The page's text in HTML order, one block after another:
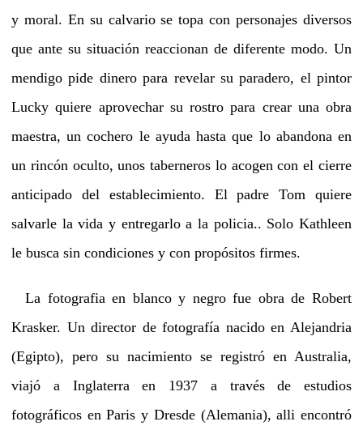
y moral. En su calvario se topa con personajes diversos
que ante su situación reaccionan de diferente modo. Un
mendigo pide dinero para revelar su paradero, el pintor
Lucky quiere aprovechar su rostro para crear una obra
maestra, un cochero le ayuda hasta que lo abandona en
un rincón oculto, unos taberneros lo acogen con el cierre
anticipado del establecimiento. El padre Tom quiere
salvarle la vida y entregarlo a la policia.. Solo Kathleen
le busca sin condiciones y con propósitos firmes.
La fotografia en blanco y negro fue obra de Robert
Krasker. Un director de fotografía nacido en Alejandria
(Egipto), pero su nacimiento se registró en Australia,
viajó a Inglaterra en 1937 a través de estudios
fotográficos en Paris y Dresde (Alemania), alli encontró